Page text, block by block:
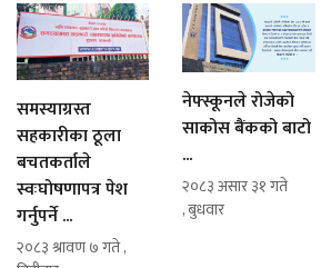
समस्याग्रस्त
सहकारीका ठूला
बचतकर्ताले
स्वःघोषणापत्र पेश
गर्नुपर्ने ...
२०८३ श्रावण ७ गते ,
नेफ्स्कूनले रोजेको
साकोस बैंकको बाटो
...
२०८३ असार ३१ गते
, बुधवार